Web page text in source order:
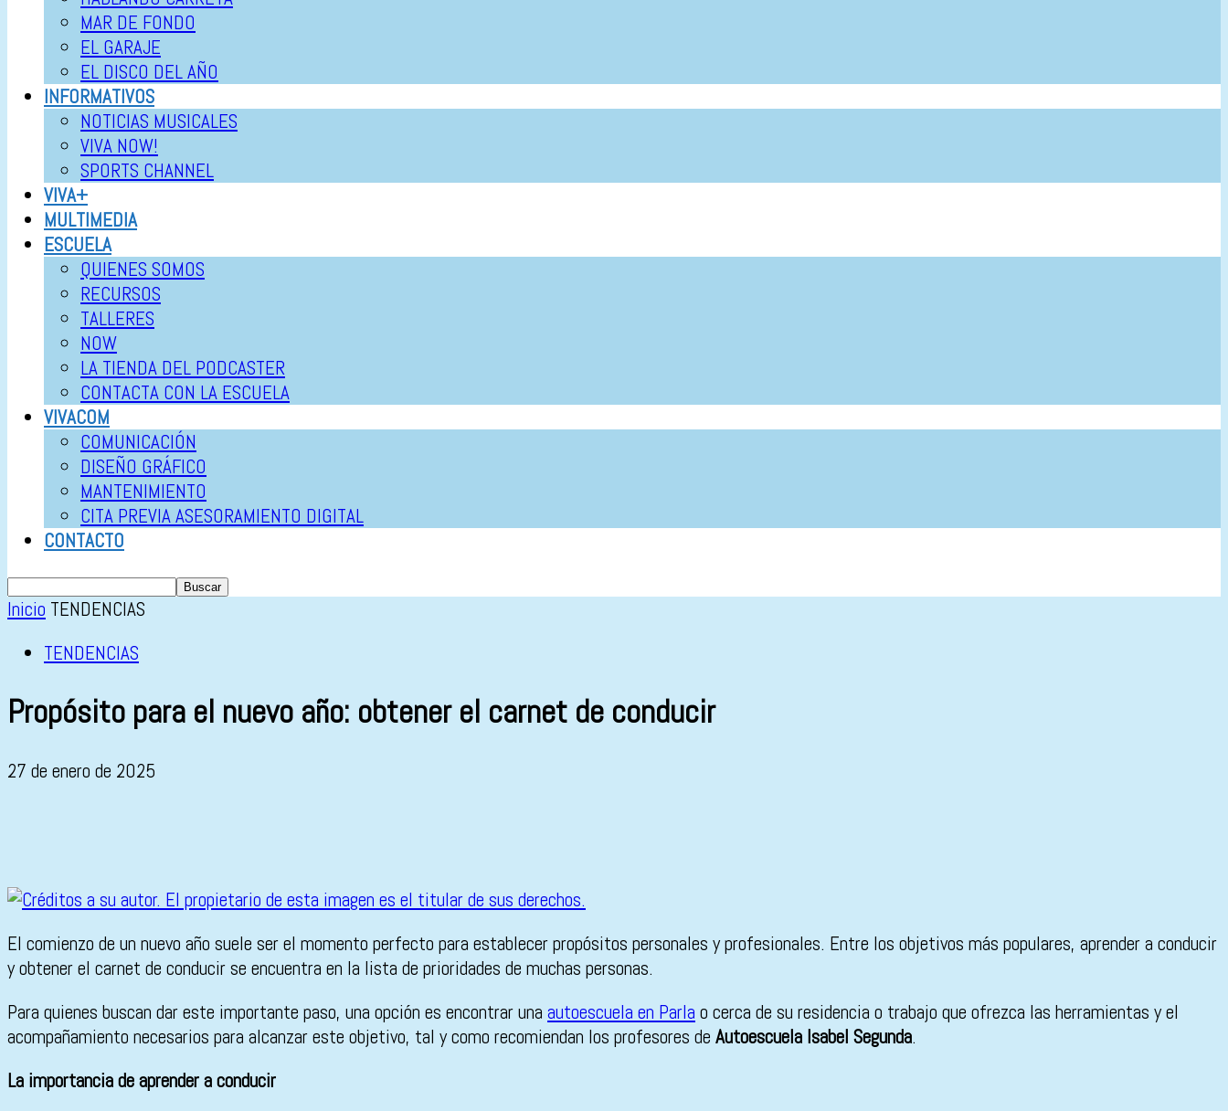
MAR DE FONDO
EL GARAJE
EL DISCO DEL AÑO
INFORMATIVOS
NOTICIAS MUSICALES
VIVA NOW!
SPORTS CHANNEL
VIVA+
MULTIMEDIA
ESCUELA
QUIENES SOMOS
RECURSOS
TALLERES
NOW
LA TIENDA DEL PODCASTER
CONTACTA CON LA ESCUELA
VIVACOM
COMUNICACIÓN
DISEÑO GRÁFICO
MANTENIMIENTO
CITA PREVIA ASESORAMIENTO DIGITAL
CONTACTO
Inicio TENDENCIAS
TENDENCIAS
Propósito para el nuevo año: obtener el carnet de conducir
27 de enero de 2025
El comienzo de un nuevo año suele ser el momento perfecto para establecer propósitos personales y profesionales. Entre los objetivos más populares, aprender a conducir
y obtener el carnet de conducir se encuentra en la lista de prioridades de muchas personas.
Para quienes buscan dar este importante paso, una opción es encontrar una autoescuela en Parla o cerca de su residencia o trabajo que ofrezca las herramientas y el
acompañamiento necesarios para alcanzar este objetivo, tal y como recomiendan los profesores de Autoescuela Isabel Segunda.
La importancia de aprender a conducir